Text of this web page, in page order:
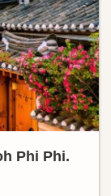
Phi Phi.